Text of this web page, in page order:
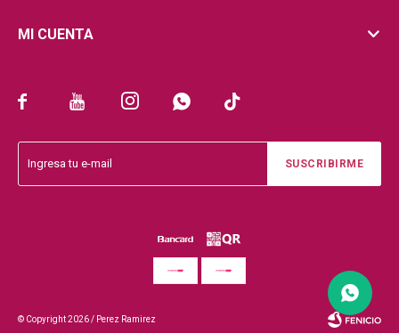
    
SUSCRIBIRME
MI CUENTA
© Copyright 2026 / Perez Ramirez